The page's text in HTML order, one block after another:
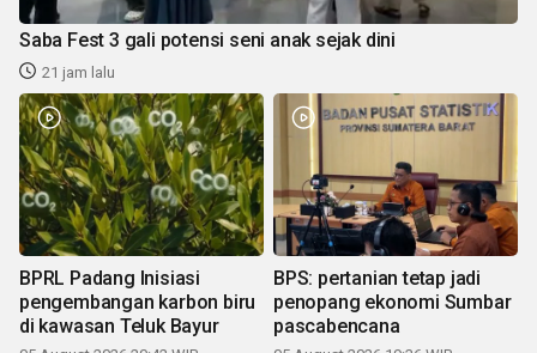
Saba Fest 3 gali potensi seni anak sejak dini
21 jam lalu
BPRL Padang Inisiasi
pengembangan karbon biru
di kawasan Teluk Bayur
BPS: pertanian tetap jadi
penopang ekonomi Sumbar
pascabencana